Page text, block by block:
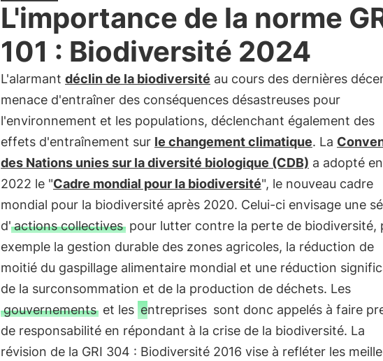
L'importance de la norme
101 : Biodiversité 2024
L'alarmant déclin de la biodiversité au cours des dernières
menace d'entraîner des conséquences désastreuses pour
l'environnement et les populations, déclenchant également des
effets d'entraînement sur le changement climatique. La
des Nations unies sur la diversité biologique (CDB) a adopté en
2022 le "Cadre mondial pour la biodiversité", le nouveau cadre
mondial pour la biodiversité après 2020. Celui-ci envisage une
d' actions collectivespour lutter contre la perte de biodiversité,
exemple la gestion durable des zones agricoles, la réduction de
moitié du gaspillage alimentaire mondial et une réduction
de la surconsommation et de la production de déchets. Les
gouvernements et les entreprises sont donc appelés à faire
de responsabilité en répondant à la crise de la biodiversité. La
révision de la GRI 304 : Biodiversité 2016 vise à refléter les